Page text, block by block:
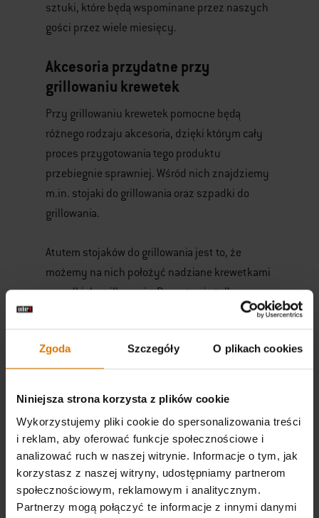
Zgoda Szczegóły O plikach cookies
Niniejsza strona korzysta z plików cookie
Wykorzystujemy pliki cookie do spersonalizowania treści
i reklam, aby oferować funkcje społecznościowe i
analizować ruch w naszej witrynie. Informacje o tym, jak
korzystasz z naszej witryny, udostępniamy partnerom
społecznościowym, reklamowym i analitycznym.
Partnerzy mogą połączyć te informacje z innymi danymi
sztuki, które będą wspominane przez naszych
gości przez wiele miesięcy.
Akcesoria przydatne przy
grillowaniu krewetek
Przy grillowaniu krewetek pomocne będą
różnego rodzaju akcesoria, dzięki którym cały
proces przygotowania tego produktu
przebiegnie sprawniej. Wśród nich znajdziemy
m.in. stojaki do grillowania oraz szpadki do
grillowania.
Atutem stojaków do grillowania jest to, że
możemy na nich położyć nadziane krewetkami
szpadki do grillowania. Przez to nie tylko
unikniemy korzystania ze zbyt dużego ognia,
co spowodowałoby zbyt mocne przypieczenie
krewetek, lecz również zapewnimy sobie
wygodę grillowania. Obracanie na drugą stronę
delikatnych produktów na zwykłym ruszcie
na mniejsze kawałki, a nawet do wpadnięcia do
komory grilla.
Akcesoria przydatne przy grillowaniu krewetek
dostępne są m.in. w ofercie renomowanego